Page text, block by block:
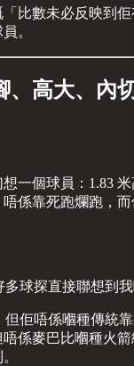
比數未必反映到
。
、高大、內
一個球員：1.83
係靠死跑爛跑，
球探直接聯想到我
但佢唔係嗰種傳統
係麥巴比嗰種火